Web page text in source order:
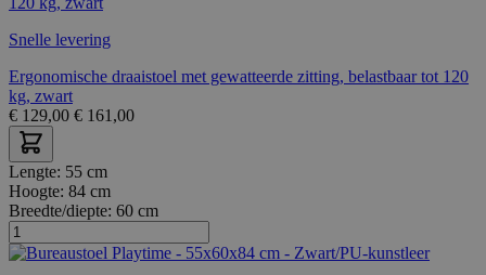
Snelle levering
Ergonomische draaistoel met gewatteerde zitting, belastbaar tot 120
kg, zwart
€ 129,00 € 161,00
Lengte: 55 cm
Hoogte: 84 cm
Breedte/diepte: 60 cm